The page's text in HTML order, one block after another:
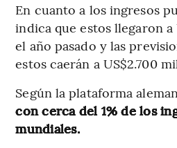
En cuanto a los ingresos
indica que estos llegaron a
el año pasado y las
estos caerán a US$2.700
Según la plataforma
con cerca del 1% de los
mundiales.